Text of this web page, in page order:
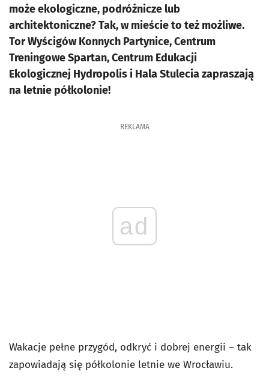
może ekologiczne, podróżnicze lub
architektoniczne? Tak, w mieście to też możliwe.
Tor Wyścigów Konnych Partynice, Centrum
Treningowe Spartan, Centrum Edukacji
Ekologicznej Hydropolis i Hala Stulecia zapraszają
na letnie półkolonie!
REKLAMA
ad
Wakacje pełne przygód, odkryć i dobrej energii – tak
zapowiadają się półkolonie letnie we Wrocławiu.